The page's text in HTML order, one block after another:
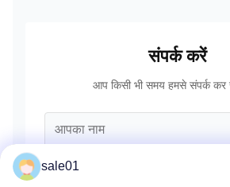
संपर्क करें
आप किसी भी समय हमसे संपर्क
sale01